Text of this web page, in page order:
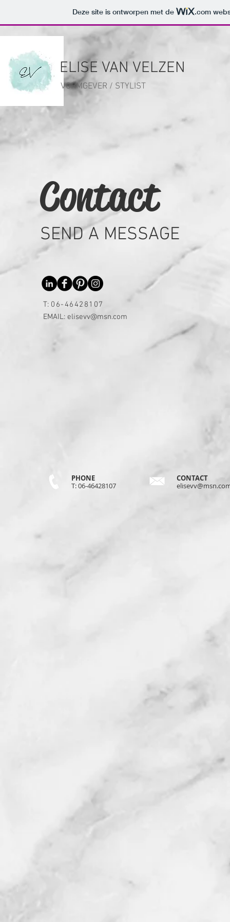
Deze site is ontworpen met de .com
ELISE VAN VELZEN
VORMGEVER / STYLIST
Contact
T: 06-46428107
EMAIL: elisevv@msn.com
SEND A MESSAGE
PHONE
T: 06-46428107
CONTACT